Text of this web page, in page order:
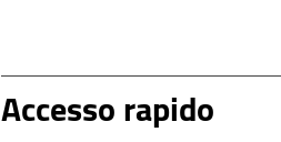
Accesso rapido